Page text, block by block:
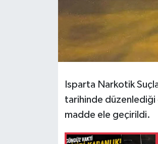
Isparta Narkotik
tarihinde düzenlediği
madde ele geçirildi.
RESMİ İLANLAR
Tarihi Yapılarımız